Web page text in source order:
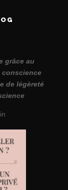
grâce au
conscience
de légèreté